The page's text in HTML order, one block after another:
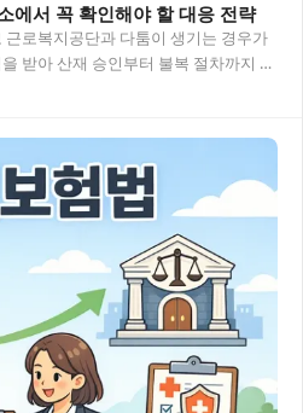
에서 꼭 확인해야 할 대응 전략
로복지공단과 다툼이 생기는 경우가
받아 산재 승인부터 불복 절차까지 정
요. 목차 업무…